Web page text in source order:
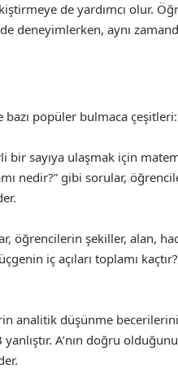
de yardımcı olur.
deneyimlerken, aynı
bazı popüler bulmaca çeşitleri:
bir sayıya ulaşmak için
nedir?” gibi sorular,
öğrencilerin şekiller, alan,
iç açıları toplamı
analitik düşünme becerilerini
A’nın doğru